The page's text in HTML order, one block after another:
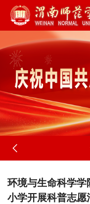
环境与生命科学
小学开展科普志愿